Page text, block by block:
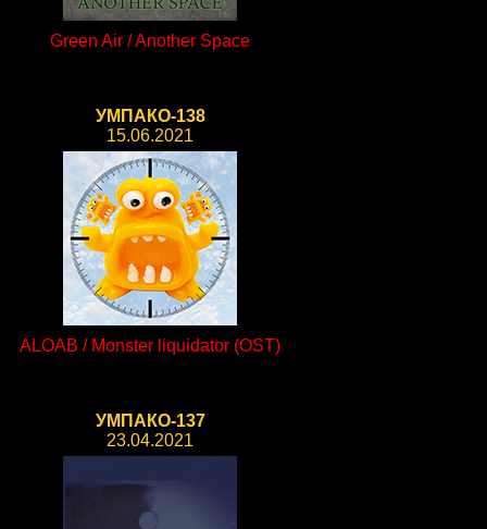
Green Air / Another Space
УМПАКО-138
15.06.2021
ALOAB / Monster liquidator (OST)
УМПАКО-137
23.04.2021